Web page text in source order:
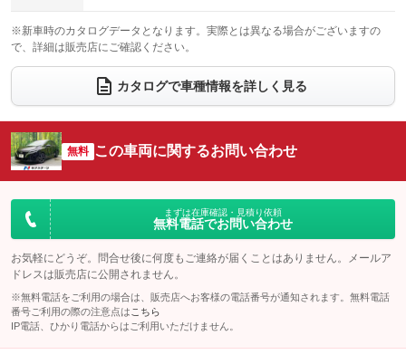
：装備なし ：装備なし
ウォークスルー
：装備なし
電動リアゲート フロントカメラ
：装備あり
：装備なし ：装備あり
サイドカメラ
：装備あり ルーフレール
：装備なし
：装備なし
：装備なし
※新車時のカタログデータとなります。実際とは異なる場合がございますの
で、詳細は販売店にご確認ください。
カタログで車種情報を詳しく見る
無料 この車両に関するお問い合わせ
まずは在庫確認・見積り依頼
無料電話でお問い合わせ
お気軽にどうぞ。問合せ後に何度もご連絡が届くことはありません。メールア
ドレスは販売店に公開されません。
※無料電話をご利用の場合は、販売店へお客様の電話番号が通知されます。無料電話
番号ご利用の際の注意点は こちら
IP電話、ひかり電話からはご利用いただけません。